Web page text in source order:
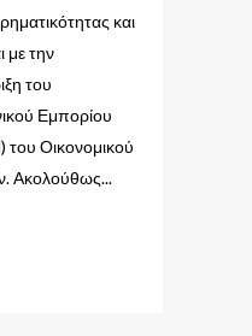
και
με την
του
Εμπορίου
του Οικονομικού
Ακολούθως...